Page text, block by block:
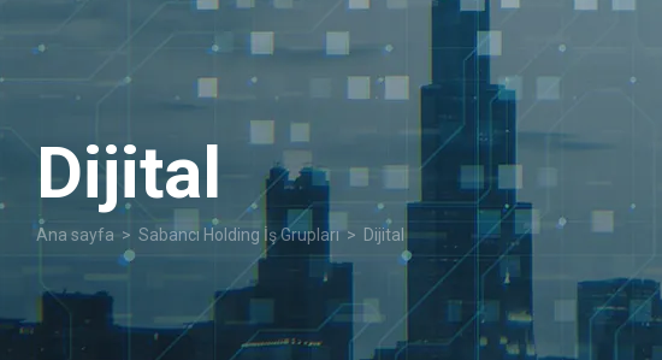
Dijital
Ana sayfa > Sabancı Holding İş Grupları> Dijital